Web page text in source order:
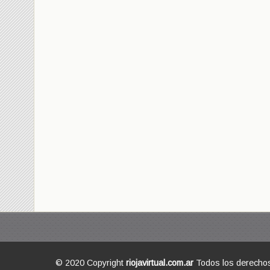
© 2020 Copyright riojavirtual.com.ar Todos los